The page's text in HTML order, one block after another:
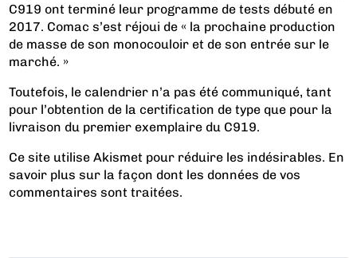
C919 ont terminé leur programme de tests débuté en
2017. Comac s’est réjoui de « la prochaine production
de masse de son monocouloir et de son entrée sur le
marché. »
Toutefois, le calendrier n’a pas été communiqué, tant
pour l’obtention de la certification de type que pour la
livraison du premier exemplaire du C919.
Ce site utilise Akismet pour réduire les indésirables. En
savoir plus sur la façon dont les données de vos
commentaires sont traitées.